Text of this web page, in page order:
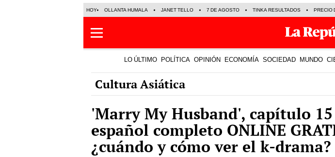
HOY OLLANTA HUMALA JANET TELLO 7 DE AGOSTO TINKA RESULTADOS PRECIO
LO ÚLTIMO POLÍTICA OPINIÓN ECONOMÍA SOCIEDAD MUNDO
Cultura Asiática
'Marry My Husband', capítulo 15
español completo ONLINE
¿cuándo y cómo ver el k-drama?